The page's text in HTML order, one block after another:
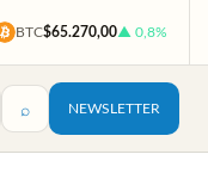
BTC$65.270,00▲ 0,8%
⌕ NEWSLETTER